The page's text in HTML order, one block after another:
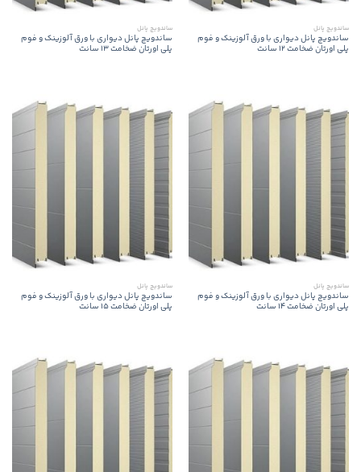
ساندویچ پانل
ساندویچ پانل دیواری با ورق آلوزینک و فوم
پلی اورتان ضخامت 12 سانت
ساندویچ پانل
ساندویچ پانل دیواری با ورق آلوزینک و فوم
پلی اورتان ضخامت 13 سانت
ساندویچ پانل
ساندویچ پانل دیواری با ورق آلوزینک و فوم
پلی اورتان ضخامت 14 سانت
ساندویچ پانل
ساندویچ پانل دیواری با ورق آلوزینک و فوم
پلی اورتان ضخامت 15 سانت